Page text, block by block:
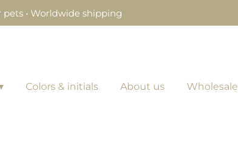
• Worldwide shipping
Colors & initials About us Wholesale